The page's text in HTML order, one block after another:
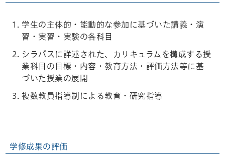
学生の主体的・能動的な参加に基づいた講義・演
習・実習・実験の各科目
シラバスに詳述された、カリキュラムを構成する授
業科目の目標・内容・教育方法・評価方法等に基
づいた授業の展開
複数教員指導制による教育・研究指導
学修成果の評価